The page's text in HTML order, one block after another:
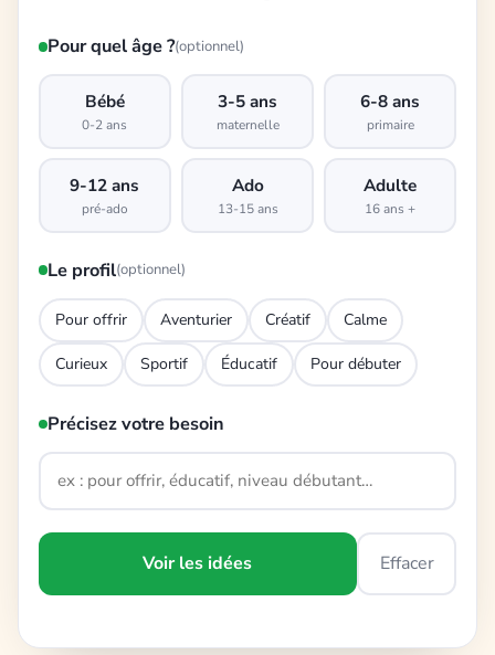
Pour quel âge ?(optionnel)
Bébé
0-2 ans
3-5 ans
maternelle
6-8 ans
primaire
9-12 ans
pré-ado
Ado
13-15 ans
Adulte
16 ans +
Le profil(optionnel)
Pour offrir Aventurier Créatif Calme
Curieux Sportif Éducatif Pour débuter
Précisez votre besoin
Voir les idées Effacer